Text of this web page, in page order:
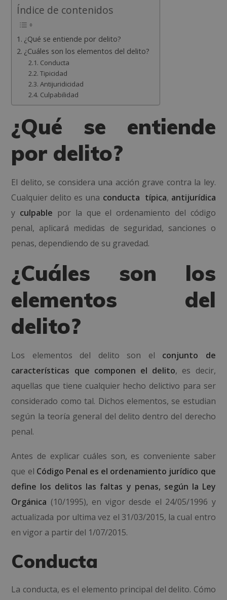
Índice de contenidos
¿Qué se entiende por delito?
¿Cuáles son los elementos del delito?
Conducta
Tipicidad
Antijuridicidad
Culpabilidad
¿Qué se entiende
por delito?
El delito, se considera una acción grave contra la ley.
Cualquier delito es una conducta típica, antijurídica
y culpable por la que el ordenamiento del código
penal, aplicará medidas de seguridad, sanciones o
penas, dependiendo de su gravedad.
¿Cuáles son los
elementos del
delito?
Los elementos del delito son el conjunto de
características que componen el delito, es decir,
aquellas que tiene cualquier hecho delictivo para ser
considerado como tal. Dichos elementos, se estudian
según la teoría general del delito dentro del derecho
penal.
Antes de explicar cuáles son, es conveniente saber
que el Código Penal es el ordenamiento jurídico que
define los delitos las faltas y penas, según la Ley
Orgánica (10/1995), en vigor desde el 24/05/1996 y
actualizada por ultima vez el 31/03/2015, la cual entro
en vigor a partir del 1/07/2015.
Conducta
La conducta, es el elemento principal del delito. Cómo